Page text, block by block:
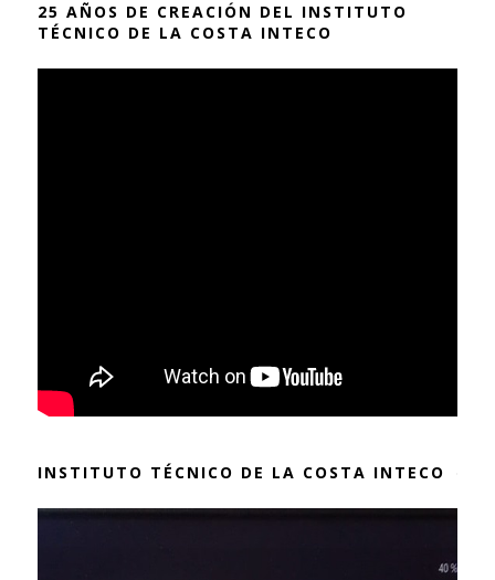
25 AÑOS DE CREACIÓN DEL INSTITUTO
TÉCNICO DE LA COSTA INTECO
INSTITUTO TÉCNICO DE LA COSTA INTECO